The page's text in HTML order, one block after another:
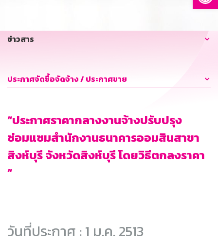
ข่าวสาร
ประกาศจัดซื้อจัดจ้าง / ประกาศขาย
“ประกาศราคากลางงานจ้างปรับปรุง
ซ่อมแซมสำนักงานธนาคารออมสินสาขา
สิงห์บุรี จังหวัดสิงห์บุรี โดยวิธีตกลงราคา
“
วันที่ประกาศ : 1 ม.ค. 2513